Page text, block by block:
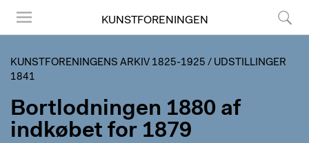
KUNSTFORENINGEN
KUNSTFORENINGENS ARKIV 1825-1925 / UDSTILLINGER
1841
Bortlodningen 1880 af
indkøbet for 1879